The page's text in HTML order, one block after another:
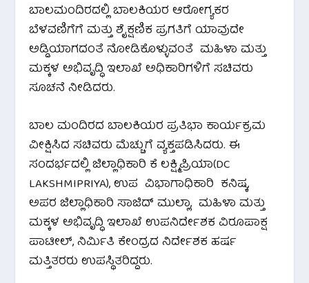
ಬಾಲಮಂದಿರದಲ್ಲಿ ಬಾಲಕಿಯರ ಆರೋಗ್ಯಕರ
ಬೆಳವಣಿಗೆಗೆ ಮತ್ತು ಶೈಕ್ಷಣಿಕ ಪ್ರಗತಿಗೆ ಯಾವುದೇ
ಅಡ್ಡಿಯಾಗದಂತೆ ನೋಡಿಕೊಳ್ಳುವಂತೆ ಮಹಿಳಾ ಮತ್ತು
ಮಕ್ಕಳ ಅಭಿವೃದ್ಧಿ ಇಲಾಖೆ ಅಧಿಕಾರಿಗಳಿಗೆ ಸಚಿವರು
ಸೂಚನೆ ನೀಡಿದರು.
ಬಾಲ ಮಂದಿರದ ಬಾಲಕಿಯರ ಪ್ರತಿಭಾ ಕಾರ್ಯಕ್ರಮ
ವೀಕ್ಷಿಸಿದ ಸಚಿವರು ಮೆಚ್ಚುಗೆ ವ್ಯಕ್ತಪಡಿಸಿದರು. ಈ
ಸಂದರ್ಭದಲ್ಲಿ ಜಿಲ್ಲಾಧಿಕಾರಿ ಕೆ ಲಕ್ಷ್ಮಿಪ್ರಿಯಾ(DC
LAKSHMIPRIYA), ಉಪ ವಿಭಾಗಾಧಿಕಾರಿ ಕನಿಷ್ಕ,
ಅಪರ ಜಿಲ್ಲಾಧಿಕಾರಿ ಸಾಜಿದ್ ಮುಲ್ಲಾ, ಮಹಿಳಾ ಮತ್ತು
ಮಕ್ಕಳ ಅಭಿವೃದ್ಧಿ ಇಲಾಖೆ ಉಪನಿರ್ದೇಶಕ ವಿರೂಪಾಕ್ಷ
ಪಾಟೀಲ್, ನಿರ್ಮಿತಿ ಕೇಂದ್ರದ ನಿರ್ದೇಶಕ ಹರ್ಷ
ಮತ್ತಿತರರು ಉಪಸ್ಥಿತರಿದ್ದರು.